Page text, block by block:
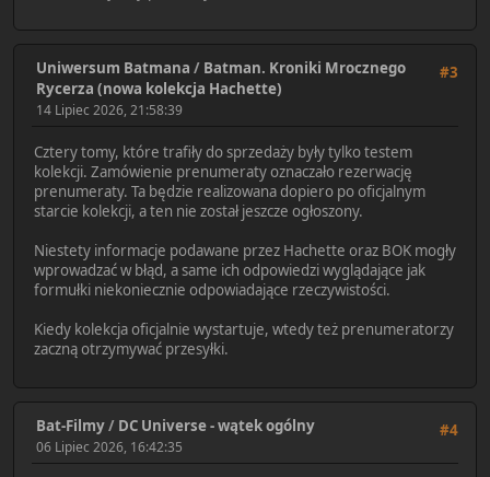
#3
Uniwersum Batmana / Batman. Kroniki Mrocznego
Rycerza (nowa kolekcja Hachette)
14 Lipiec 2026, 21:58:39
Cztery tomy, które trafiły do sprzedaży były tylko testem
kolekcji. Zamówienie prenumeraty oznaczało rezerwację
prenumeraty. Ta będzie realizowana dopiero po oficjalnym
starcie kolekcji, a ten nie został jeszcze ogłoszony.
Niestety informacje podawane przez Hachette oraz BOK mogły
wprowadzać w błąd, a same ich odpowiedzi wyglądające jak
formułki niekoniecznie odpowiadające rzeczywistości.
Kiedy kolekcja oficjalnie wystartuje, wtedy też prenumeratorzy
zaczną otrzymywać przesyłki.
#4
Bat-Filmy/ DC Universe - wątek ogólny
06 Lipiec 2026, 16:42:35